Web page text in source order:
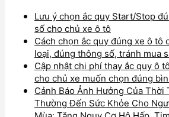
Lưu ý chọn ắc quy Start/Stop
số cho chủ xe ô tô
Cách chọn ắc quy đúng xe ô tô
loại, đúng thông số, tránh mua
Cập nhật chi phí thay ắc quy ô
cho chủ xe muốn chọn đúng
Cảnh Báo Ảnh Hưởng Của Thời
Thường Đến Sức Khỏe Cho